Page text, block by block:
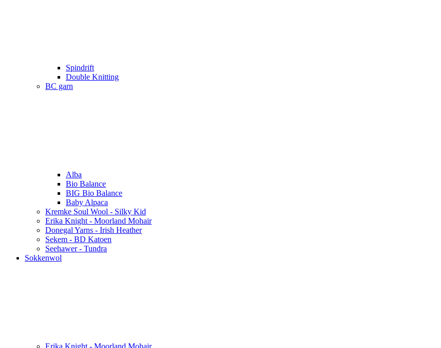
Spindrift
Double Knitting
BC garn
Alba
Bio Balance
BIG Bio Balance
Baby Alpaca
Kremke Soul Wool - Silky Kid
Erika Knight - Moorland Mohair
Donegal Yarns - Irish Heather
Sekem - BD Katoen
Seehawer - Tundra
Sokkenwol
Erika Knight - Moorland Mohair